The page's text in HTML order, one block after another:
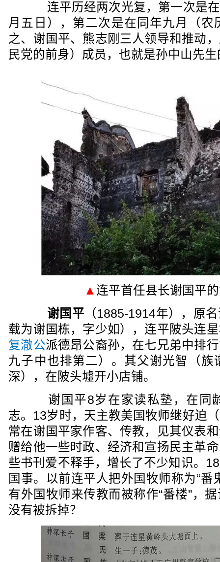
连平历经两次光复，第一次是在
月五日），第二次是在同年九月（农
之、谢国平、熊志刚三人领导和推动
民党的前身）成员，也就是孙中山先
▲ 连平首任县长谢国平
谢国平（1885-1914年），原
载为谢国栋，字少如），连平陂头连
复澈公派德昂公裔孙，在七兄弟中排
九子中也排第二）。其父谢光智（族
深），在陂头墟开小店铺。
谢国平8岁在家读私塾，在同
志。13岁时，天主教美国牧师继好迫
常在谢国平家作客、传教，见其仪表
赠给他一些时政、经济和宣扬民主革
些书刊爱不释手，增长了不少知识。
国事。以前连平人把外国牧师称为“番
有外国牧师来传教而被称作“番楼”，
没有被拆掉？